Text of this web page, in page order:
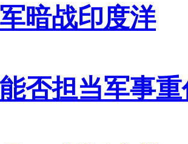
暗战印度洋
否担当军事重